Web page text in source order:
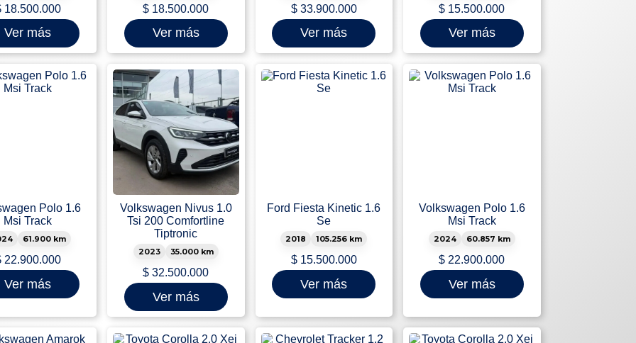
18.500.000
Ver más
$ 18.500.000
Ver más
$33.900.000
Ver más
$ 15.500.000
Ver más
Polo 1.6
Msi Track
61.900 km
22.900.000
Ver más
Volkswagen Nivus 1.0
Tsi 200 Comfortline
Tiptronic
2023 35.000 km
$ 32.500.000
Ver más
Ford Fiesta Kinetic 1.6
Se
2018 105.256 km
$15.500.000
Ver más
Volkswagen Polo 1.6
Msi Track
2024 60.857 km
$ 22.900.000
Ver más